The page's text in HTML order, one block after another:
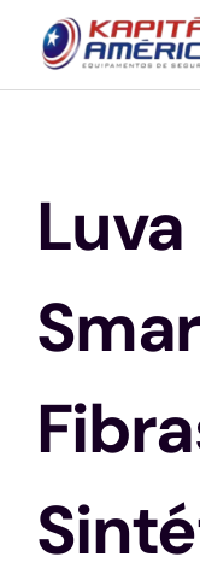
o
Produtos
Luvas
Altura
Óculos